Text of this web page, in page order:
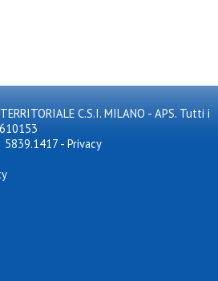
C.S.I. MILANO - APS. Tutti i
5839.1417 - Privacy